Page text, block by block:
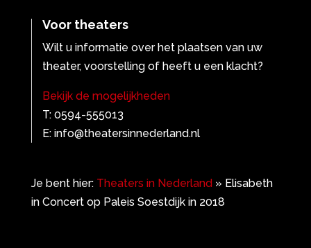
Voor theaters
Wilt u informatie over het plaatsen van uw
theater, voorstelling of heeft u een klacht?
Bekijk de mogelijkheden
T: 0594-555013
E: info@theatersinnederland.nl
Je bent hier: Theaters in Nederland» Elisabeth
in Concert op Paleis Soestdijk in 2018